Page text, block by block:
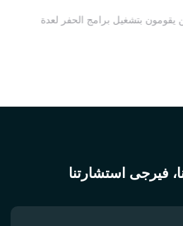
يقومون بتشغيل برامج الحفر لعدة
فيرجى استشارتنا